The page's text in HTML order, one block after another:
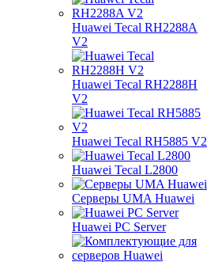
Huawei Tecal RH2288A
V2
Huawei Tecal RH2288H
V2
Huawei Tecal RH5885 V2
Huawei Tecal L2800
Серверы UMA Huawei
Huawei PC Server